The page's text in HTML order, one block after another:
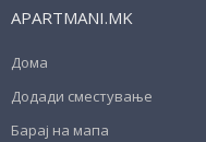
APARTMANI.MK
Дома
Додади сместување
Барај на мапа